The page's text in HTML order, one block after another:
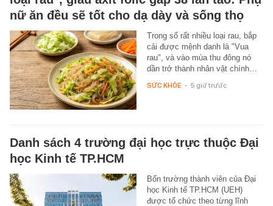
nữ ăn đều sẽ tốt cho dạ dày và sống thọ
Trong số rất nhiều loại rau, bắp
cải được mệnh danh là "Vua
rau", và vào mùa thu đông nó
dần trở thành nhân vật chính…
SỨC KHỎE - 5 giờ trước
Danh sách 4 trường đại học trực thuộc Đại
học Kinh tế TP.HCM
Bốn trường thành viên của Đại
học Kinh tế TP.HCM (UEH)
được tổ chức theo từng lĩnh